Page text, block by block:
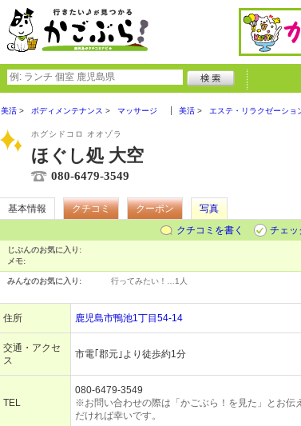
美活 ボディメンテナンス マッサージ 美活 エステ・リラクゼーショ
ホグシドコロ オオゾラ
ほぐし処 大空
080-6479-3549
基本情報 クチコミ クーポン
写真
クチコミを書く
チェッ
じぶんのお気に入り:
メモ:
みんなのお気に入り: 行ってみたい！… 1人
住所 鹿児島市鴨池1丁目54-14
交通・アクセ
ス
市電｢郡元｣より徒歩約1分
TEL
080-6479-3549
※お問い合わせの際は「かごぶら！を見た」とお伝
だければ幸いです。